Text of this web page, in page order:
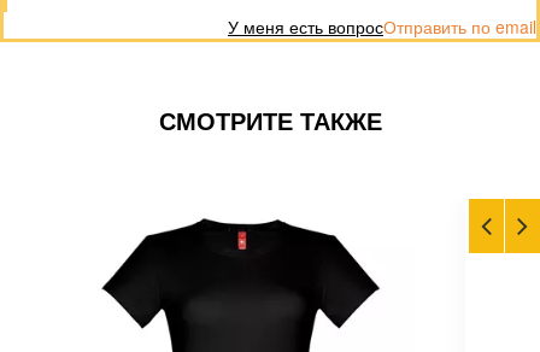
Отправить по email
У меня есть вопрос
СМОТРИТЕ ТАКЖЕ